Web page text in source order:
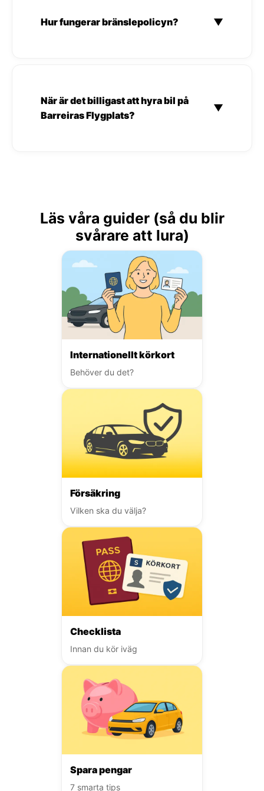
Hur fungerar bränslepolicyn? ▼
När är det billigast att hyra bil på
Barreiras Flygplats?
▼
Läs våra guider (så du blir
svårare att lura)
Internationellt körkort
Behöver du det?
Försäkring
Vilken ska du välja?
Checklista
Innan du kör iväg
Spara pengar
7 smarta tips